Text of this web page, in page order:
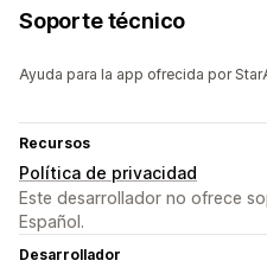
Soporte técnico
Ayuda para la app ofrecida por
Recursos
Política de privacidad
Este desarrollador no ofrece
Español.
Desarrollador